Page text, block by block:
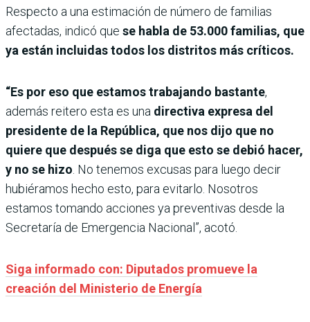
Respecto a una estimación de número de familias
afectadas, indicó que se habla de 53.000 familias, que
ya están incluidas todos los distritos más críticos.
“Es por eso que estamos trabajando bastante,
además reitero esta es una directiva expresa del
presidente de la República, que nos dijo que no
quiere que después se diga que esto se debió hacer,
y no se hizo. No tenemos excusas para luego decir
hubiéramos hecho esto, para evitarlo. Nosotros
estamos tomando acciones ya preventivas desde la
Secretaría de Emergencia Nacional”, acotó.
Siga informado con: Diputados promueve la
creación del Ministerio de Energía